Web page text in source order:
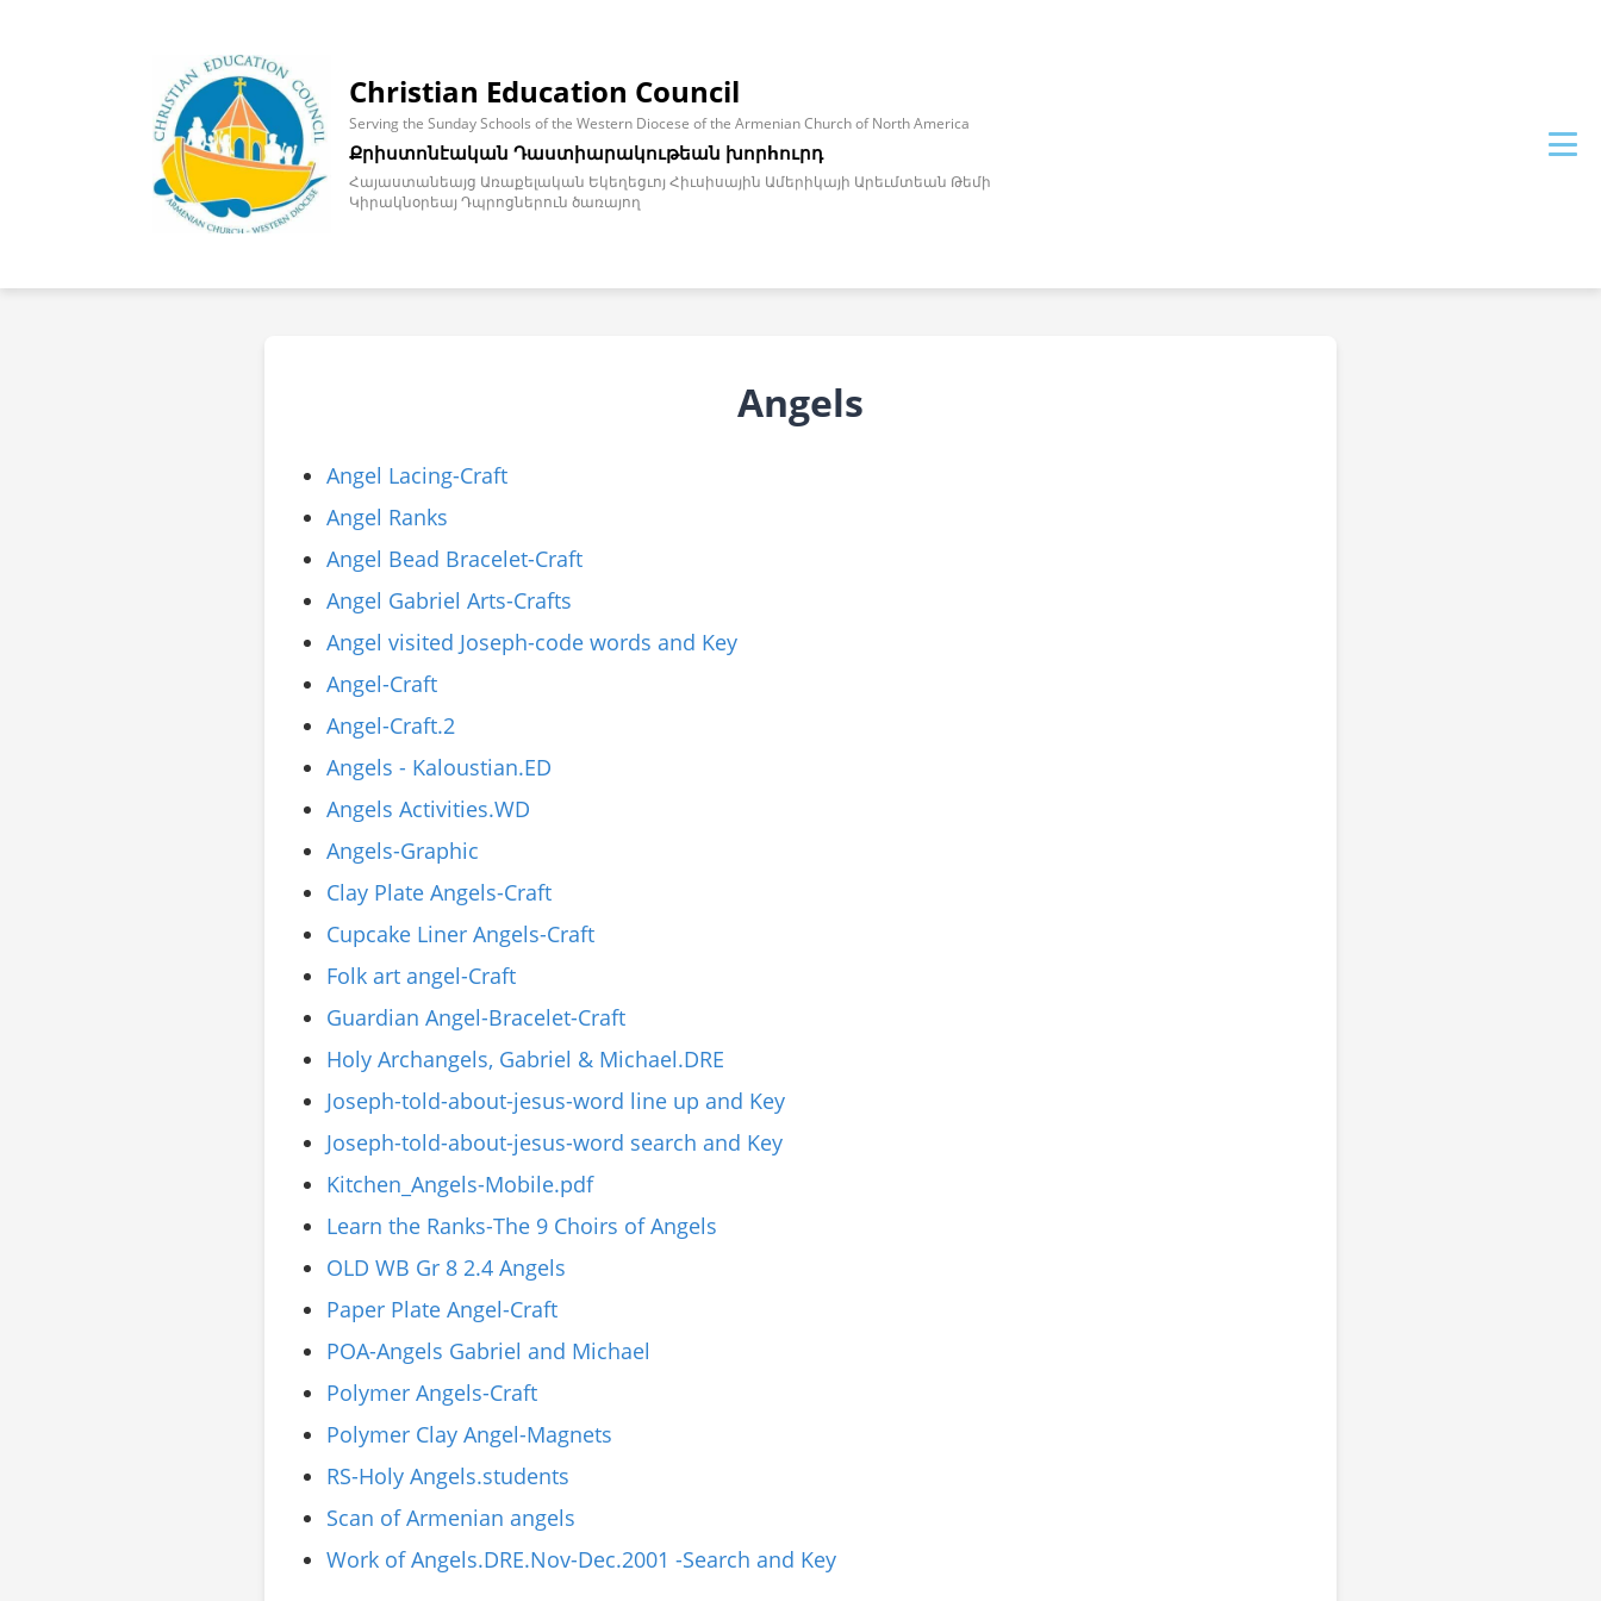
Christian Education Council
Serving the Sunday Schools of the Western Diocese of the Armenian Church of North America
Քրիստոնէական Դաստիարակութեան խորhուրդ
Հայաստանեայց Առաքելական Եկեղեցւոյ Հիւսիսային Ամերիկայի Արեւմտեան Թեմի
Կիրակնօրեայ Դպրոցներուն ծառայող
Angels
Angel Lacing-Craft
Angel Ranks
Angel Bead Bracelet-Craft
Angel Gabriel Arts-Crafts
Angel visited Joseph-code words and Key
Angel-Craft
Angel-Craft.2
Angels - Kaloustian.ED
Angels Activities.WD
Angels-Graphic
Clay Plate Angels-Craft
Cupcake Liner Angels-Craft
Folk art angel-Craft
Guardian Angel-Bracelet-Craft
Holy Archangels, Gabriel & Michael.DRE
Joseph-told-about-jesus-word line up and Key
Joseph-told-about-jesus-word search and Key
Kitchen_Angels-Mobile.pdf
Learn the Ranks-The 9 Choirs of Angels
OLD WB Gr 8 2.4 Angels
Paper Plate Angel-Craft
POA-Angels Gabriel and Michael
Polymer Angels-Craft
Polymer Clay Angel-Magnets
RS-Holy Angels.students
Scan of Armenian angels
Work of Angels.DRE.Nov-Dec.2001 -Search and Key